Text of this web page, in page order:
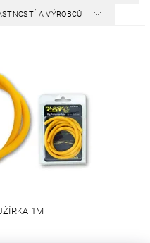
A VÝROBCŮ
1M